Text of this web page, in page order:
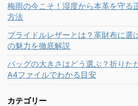
梅雨の今こそ！湿度から本革を守る
方法
ブライドルレザーとは？革財布に選
の魅力を徹底解説
バッグの大きさはどう選ぶ？折りた
A4ファイルでわかる目安
カテゴリー